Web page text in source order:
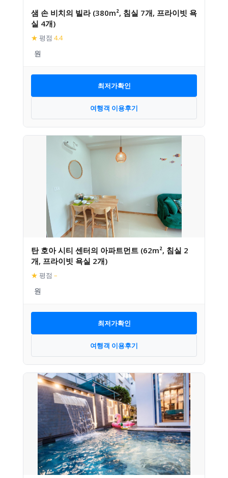
샘 손 비치의 빌라 (380m², 침실 7개, 프라이빗 욕
실 4개)
★ 평점 4.4
최저가확인
여행객 이용후기
탄 호아 시티 센터의 아파트먼트 (62m², 침실 2
개, 프라이빗 욕실 2개)
★ 평점 –
최저가확인
여행객 이용후기